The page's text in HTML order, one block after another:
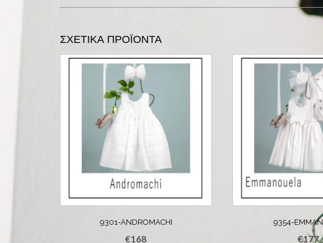
ΣΧΕΤΙΚΆ ΠΡΟΪΌΝΤΑ
9301-ANDROMACHI
€168
9354-
€177